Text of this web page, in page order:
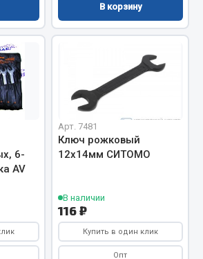
электрика
клавишные
Показать ещё
В корзину
6-
AV
Арт. 7481
Ключ рожковый
12х14мм СИТОМО
В наличии
116 ₽
Купить в один клик
Опт